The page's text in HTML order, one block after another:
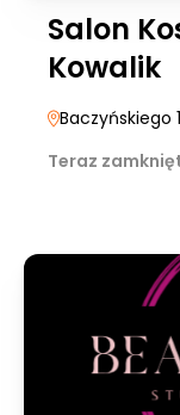
Salon
Kowalik
Baczyńskiego
Teraz